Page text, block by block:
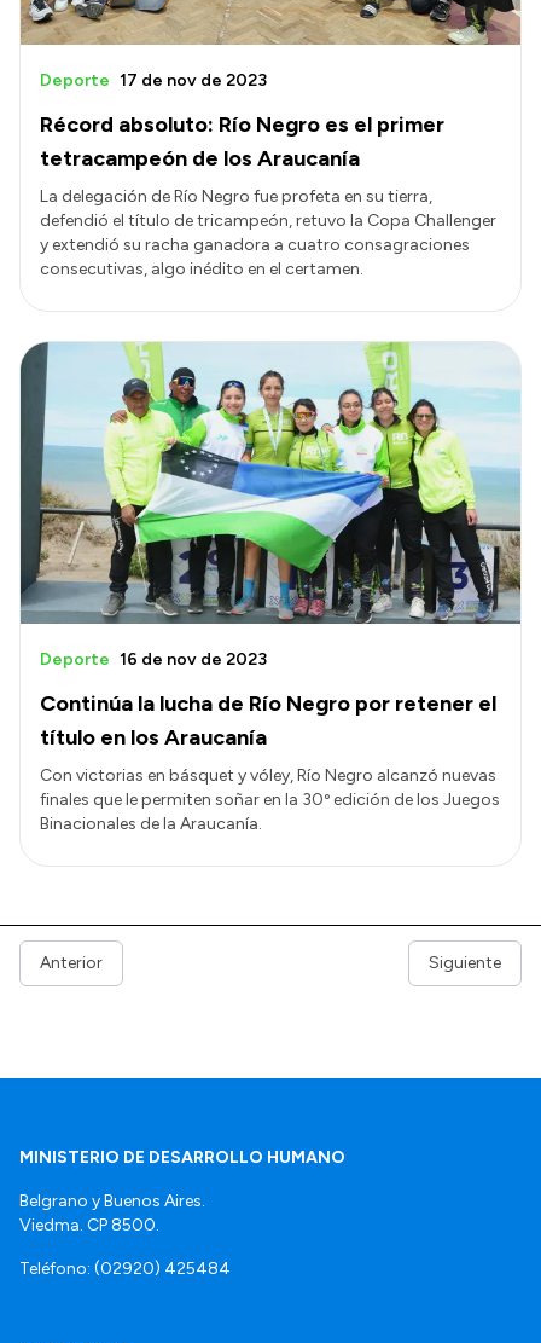
Récord absoluto: Río Negro es el primer
tetracampeón de los Araucanía
Deporte 17 de nov de 2023
La delegación de Río Negro fue profeta en su tierra,
defendió el título de tricampeón, retuvo la Copa Challenger
y extendió su racha ganadora a cuatro consagraciones
consecutivas, algo inédito en el certamen.
Continúa la lucha de Río Negro por retener el
título en los Araucanía
Deporte 16 de nov de 2023
Con victorias en básquet y vóley, Río Negro alcanzó nuevas
finales que le permiten soñar en la 30º edición de los Juegos
Binacionales de la Araucanía.
Anterior Siguiente
MINISTERIO DE DESARROLLO HUMANO
Belgrano y Buenos Aires.
Viedma. CP 8500.
Teléfono: (02920) 425484